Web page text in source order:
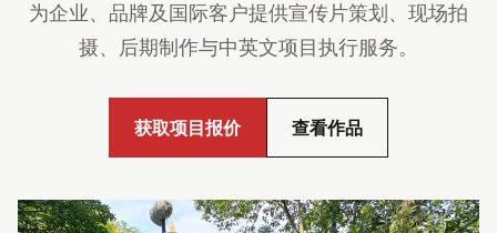
为企业、品牌及国际客户提供宣传片策划、现场拍
摄、后期制作与中英文项目执行服务。
获取项目报价 查看作品